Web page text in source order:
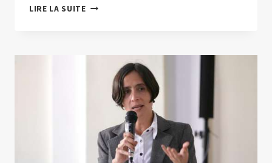
LIRE LA SUITEUN
UNE
RIVIÈRE
BAIE